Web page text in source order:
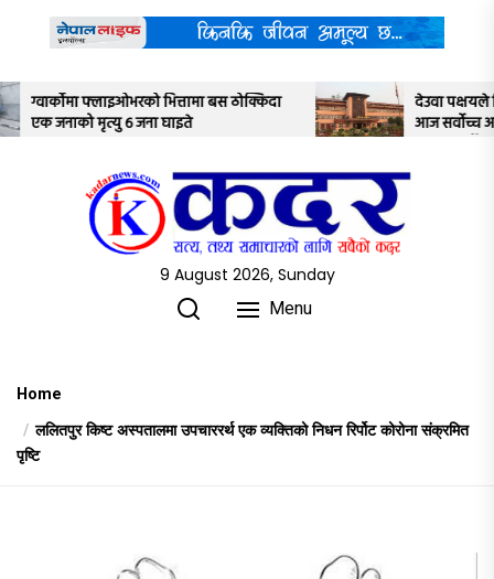
contentबस ठोक्किदा
देउवा पक्षयले दिएकोे पुनरावलोकन निवेदनमाथि
आज सर्वोच्च अदालतका तीन न्यायाधीशले
9 August 2026, Sunday
Menu
Home
ललितपुर किष्ट अस्पतालमा उपचाररर्थ एक व्यक्तिको निधन रिर्पोट कोरोना संक्रमित
पृष्टि